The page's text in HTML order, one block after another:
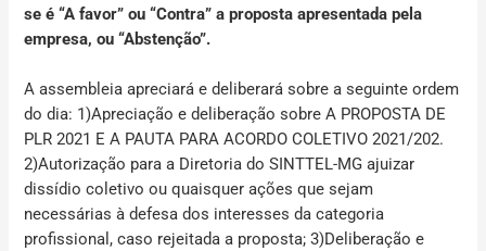
se é “A favor” ou “Contra” a proposta apresentada pela
empresa, ou “Abstenção”.
A assembleia apreciará e deliberará sobre a seguinte ordem
do dia: 1)Apreciação e deliberação sobre A PROPOSTA DE
PLR 2021 E A PAUTA PARA ACORDO COLETIVO 2021/202.
2)Autorização para a Diretoria do SINTTEL-MG ajuizar
dissídio coletivo ou quaisquer ações que sejam
necessárias à defesa dos interesses da categoria
profissional, caso rejeitada a proposta; 3)Deliberação e